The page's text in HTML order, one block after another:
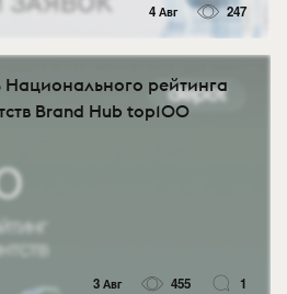
4 Авг 247
рейтинга
Brand Hub top100
3 Авг 455 1